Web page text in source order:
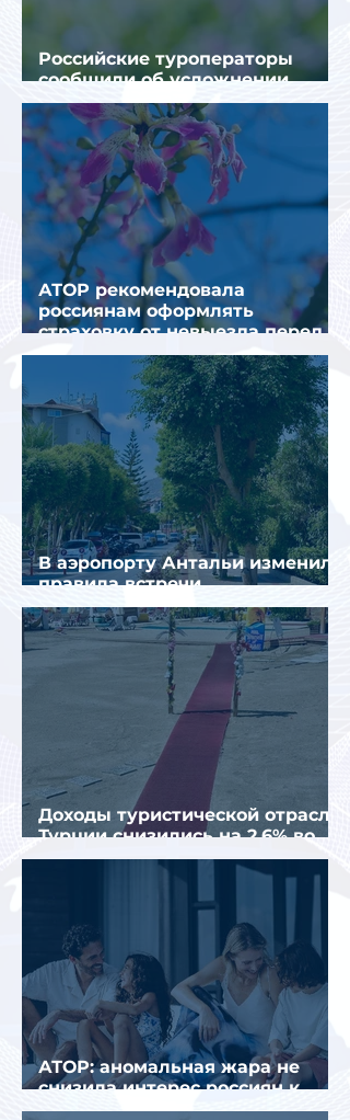
Российские туроператоры
сообщили об усложнении
получения виз в Грецию
АТОР рекомендовала
россиянам оформлять
страховку от невыезда перед
поездкой в Грецию
В аэропорту Антальи изменили
правила встречи
организованных туристов
Доходы туристической отрасли
Турции снизились на 2,6% во
втором квартале 2026 года
АТОР: аномальная жара не
снизила интерес россиян к
летнему отдыху в Европе